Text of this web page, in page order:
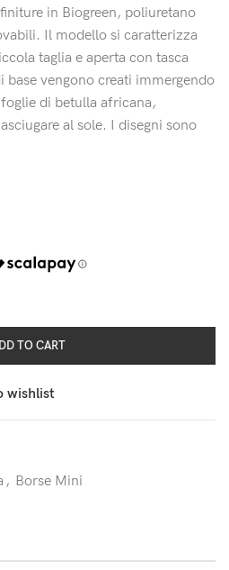
in Biogreen, poliuretano
Il modello si caratterizza
taglia e aperta con tasca
vengono creati immergendo
di betulla africana,
al sole. I disegni sono
TO CART
wishlist
, Borse Mini